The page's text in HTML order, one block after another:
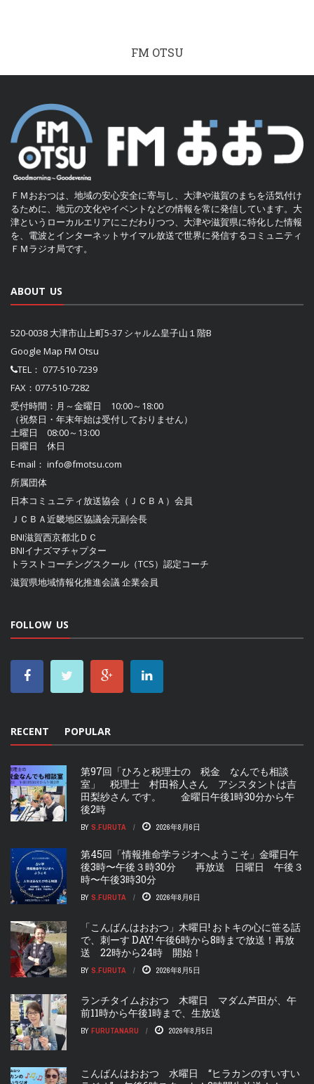
FM OTSU
ＦＭおおつは、地域の安心安全に寄与し、大津や滋賀のまちを活気付け
るために、地元の文化やイベントなどの情報を常に発信しています。大
津というローカルエリアにこだわりつつ、大津や滋賀県に特化した情報
を、電波とインターネットサイマル放送で世界に発信するコミュニティ
ＦＭラジオ局です。
ABOUT US
520-0038 大津市山上町5-37 シャルム皇子山１階B
Google Map FM Otsu
TEL： 077-510-7239
FAX：077-510-7282
受付時間：月～金曜日 10:00～18:00
（祝祭日・年末年始は受付しておりません）
土曜日 08:00～13:00
日曜日 休日
E-mail： info@fmotsu.com
所属団体
日本コミュニティ放送協会（ＪＣＢＡ） 会員
ＪＣＢＡ近畿地区協議会元副会長
BNI滋賀西京都北ＤＣ
BNIイナズマチャプター
トラストコーチングスクール（TCS）認定コーチ
滋賀県地域情報化推進会議企業会員
FOLLOW US
RECENT POPULAR
第97回「ひろと税理士の 税金 なんでも相談
室」 税理士 村田裕人さん アシスタントは吉
田梨紗さん です。 金曜日午後1時30分から午
後2時
BY S.FURUTA 2026年8月6日
第45回「情報推命学ラジオへようこそ」金曜日午
後3時〜午後３時30分 再放送 日曜日 午後３
時〜午後3時30分
BY S.FURUTA 2026年8月6日
「こんばんはおおつ」木曜日! おトキの心に笹る話
で、刺ーす DAY! 午後6時から8時まで放送！再放
送 22時から24時 開始！
BY S.FURUTA 2026年8月5日
ランチタイムおおつ 木曜日 マダム芦田が、午
前11時から午後1時まで、生放送
BY FURUTANARU 2026年8月5日
こんばんはおおつ 水曜日 “ヒラカンのすいすい